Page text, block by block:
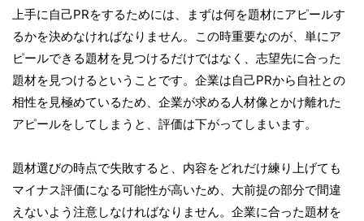
上手に自己PRをするためには、まずは何を題材にアピールす
るかを決めなければなりません。この時重要なのが、単にア
ピールできる題材を見つけるだけではなく、志望先に合った
題材を見つけるということです。企業は自己PRから自社との
相性を見極めているため、企業が求める人材像とかけ離れた
アピールをしてしまうと、評価は下がってしまいます。
題材選びの時点で失敗すると、内容をどれだけ練り上げても
マイナス評価になる可能性が高いため、大前提の部分で間違
えないよう注意しなければなりません。企業に合った題材を